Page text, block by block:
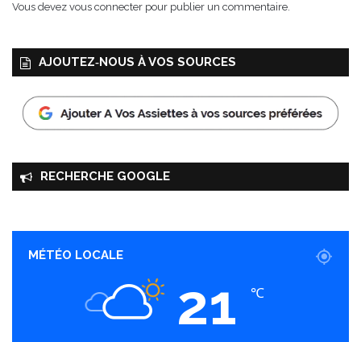
e
Vous devez vous connecter pour publier un commentaire.
AJOUTEZ‑NOUS À VOS SOURCES
RECHERCHE GOOGLE
MÉTÉO LOCALE
21 ℃